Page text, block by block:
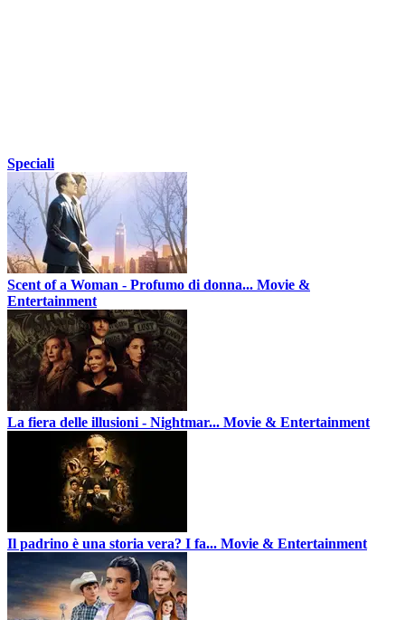
Speciali
Scent of a Woman - Profumo di donna... Movie &
Entertainment
La fiera delle illusioni - Nightmar... Movie & Entertainment
Il padrino è una storia vera? I fa... Movie & Entertainment